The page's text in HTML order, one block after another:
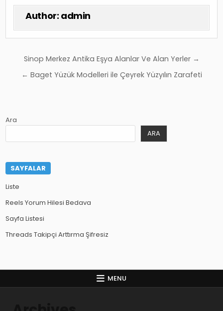
Author: admin
Yazı
gezinmesi
Sinop Merkez Antika Eşya Alanlar Ve Alan Yerler →
← Baget Yüzük Modelleri ile Çeyrek Yüzyılın Zarafeti
Ara
ARA
SAYFALAR
Liste
Reels Yorum Hilesi Bedava
Sayfa Listesi
Threads Takipçi Arttırma Şifresiz
MENU